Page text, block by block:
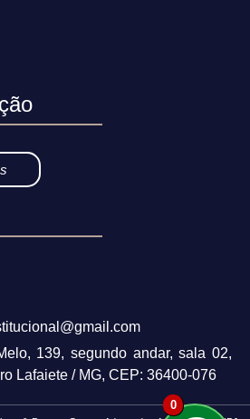
139, segundo andar, sala 02,
Lafaiete / MG, CEP: 36400-076
0